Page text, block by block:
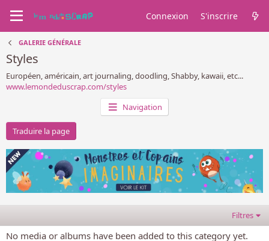
Connexion S'inscrire
GALERIE GÉNÉRALE
Styles
Européen, américain, art journaling, doodling, Shabby, kawaii, etc...
www.lemondeduscrap.com/styles
Navigation
Traduire la page
Filtres
No media or albums have been added to this category yet.